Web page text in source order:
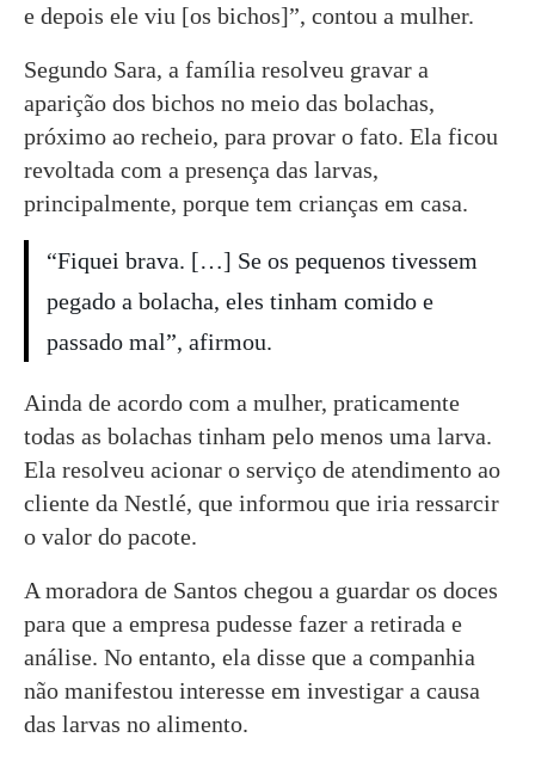
e depois ele viu [os bichos]”, contou a mulher.
Segundo Sara, a família resolveu gravar a
aparição dos bichos no meio das bolachas,
próximo ao recheio, para provar o fato. Ela ficou
revoltada com a presença das larvas,
principalmente, porque tem crianças em casa.
“Fiquei brava. […] Se os pequenos tivessem
pegado a bolacha, eles tinham comido e
passado mal”, afirmou.
Ainda de acordo com a mulher, praticamente
todas as bolachas tinham pelo menos uma larva.
Ela resolveu acionar o serviço de atendimento ao
cliente da Nestlé, que informou que iria ressarcir
o valor do pacote.
A moradora de Santos chegou a guardar os doces
para que a empresa pudesse fazer a retirada e
análise. No entanto, ela disse que a companhia
não manifestou interesse em investigar a causa
das larvas no alimento.